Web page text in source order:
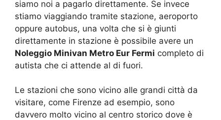
siamo noi a pagarlo direttamente. Se invece
stiamo viaggiando tramite stazione, aeroporto
oppure autobus, una volta che si è giunti
direttamente in stazione è possibile avere un
Noleggio Minivan Metro Eur Fermi completo di
autista che ci attende al di fuori.
Le stazioni che sono vicino alle grandi città da
visitare, come Firenze ad esempio, sono
davvero molto vicino al centro storico dove è